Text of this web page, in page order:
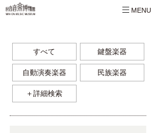
MENU
すべて 鍵盤楽器
自動演奏楽器 民族楽器
＋詳細検索